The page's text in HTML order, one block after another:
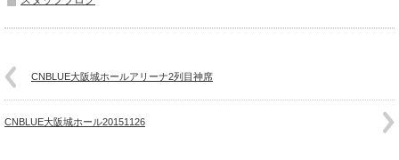
CNBLUE大阪城ホールアリーナ2列目神席
CNBLUE大阪城ホール20151126